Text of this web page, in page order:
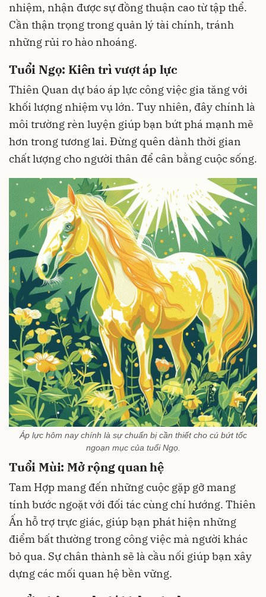
nhiệm, nhận được sự đồng thuận cao từ tập thể.
Cần thận trọng trong quản lý tài chính, tránh
những rủi ro hào nhoáng.
Tuổi Ngọ: Kiên trì vượt áp lực
Thiên Quan dự báo áp lực công việc gia tăng với
khối lượng nhiệm vụ lớn. Tuy nhiên, đây chính là
môi trường rèn luyện giúp bạn bứt phá mạnh mẽ
hơn trong tương lai. Đừng quên dành thời gian
chất lượng cho người thân để cân bằng cuộc sống.
Áp lực hôm nay chính là sự chuẩn bị cần thiết cho cú bứt tốc
ngoạn mục của tuổi Ngọ.
Tuổi Mùi: Mở rộng quan hệ
Tam Hợp mang đến những cuộc gặp gỡ mang
tính bước ngoặt với đối tác cùng chí hướng. Thiên
Ấn hỗ trợ trực giác, giúp bạn phát hiện những
điểm bất thường trong công việc mà người khác
bỏ qua. Sự chân thành sẽ là cầu nối giúp bạn xây
dựng các mối quan hệ bền vững.